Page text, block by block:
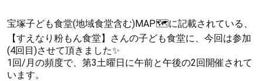
宝塚子ども食堂(地域食堂含む)MAP🗺に記載されている、
【すえなり粉もん食堂】さんの子ども食堂に、今回は参加
(4回目)させて頂きました✨
1回/月の頻度で、第3土曜日に午前と午後の2回開催されて
います。